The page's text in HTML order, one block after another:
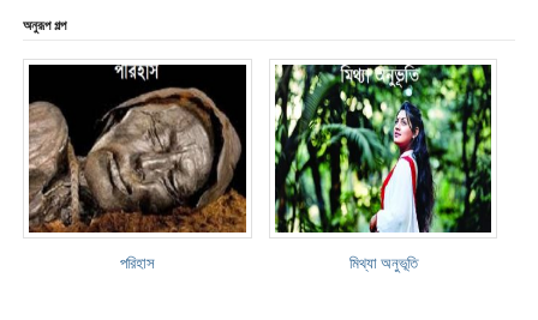
অনুরূপ গল্প
পরিহাস মিথ্যা অনুভূতি